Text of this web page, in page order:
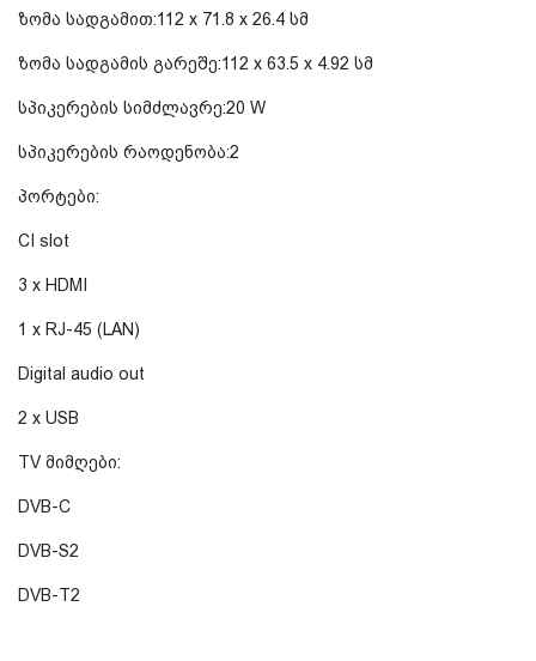
ზომა სადგამით:112 x 71.8 x 26.4 სმ
ზომა სადგამის გარეშე:112 x 63.5 x 4.92 სმ
სპიკერების სიმძლავრე:20 W
სპიკერების რაოდენობა:2
პორტები:
CI slot
3 x HDMI
1 x RJ-45 (LAN)
Digital audio out
2 x USB
TV მიმღები:
DVB-C
DVB-S2
DVB-T2